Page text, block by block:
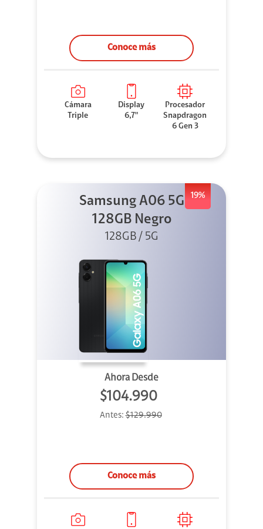
Conoce más
Cámara
Triple
Display
6,7"
Procesador
Snapdragon
6 Gen 3
19%
Samsung A06 5G
128GB Negro
128GB / 5G
Ahora Desde
$104.990
Antes:$129.990
Conoce más